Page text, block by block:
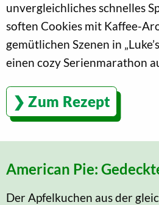
unvergleichliches schnelles
soften Cookies mit Kaffee-
gemütlichen Szenen in
einen cozy Serienmarathon
Zum Rezept
American Pie:
Der Apfelkuchen aus der